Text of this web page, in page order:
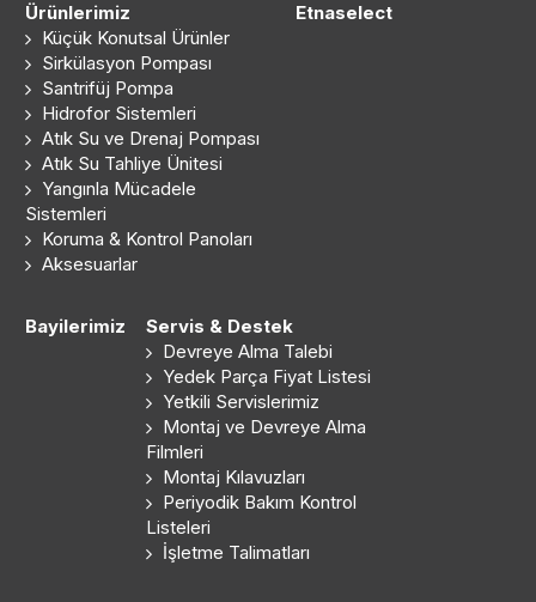
Ürünlerimiz
Küçük Konutsal Ürünler
Sirkülasyon Pompası
Santrifüj Pompa
Hidrofor Sistemleri
Atık Su ve Drenaj Pompası
Atık Su Tahliye Ünitesi
Yangınla Mücadele
Sistemleri
Koruma & Kontrol Panoları
Aksesuarlar
Etnaselect
Bayilerimiz
Servis & Destek
Devreye Alma Talebi
Yedek Parça Fiyat Listesi
Yetkili Servislerimiz
Montaj ve Devreye Alma
Filmleri
Montaj Kılavuzları
Periyodik Bakım Kontrol
Listeleri
İşletme Talimatları